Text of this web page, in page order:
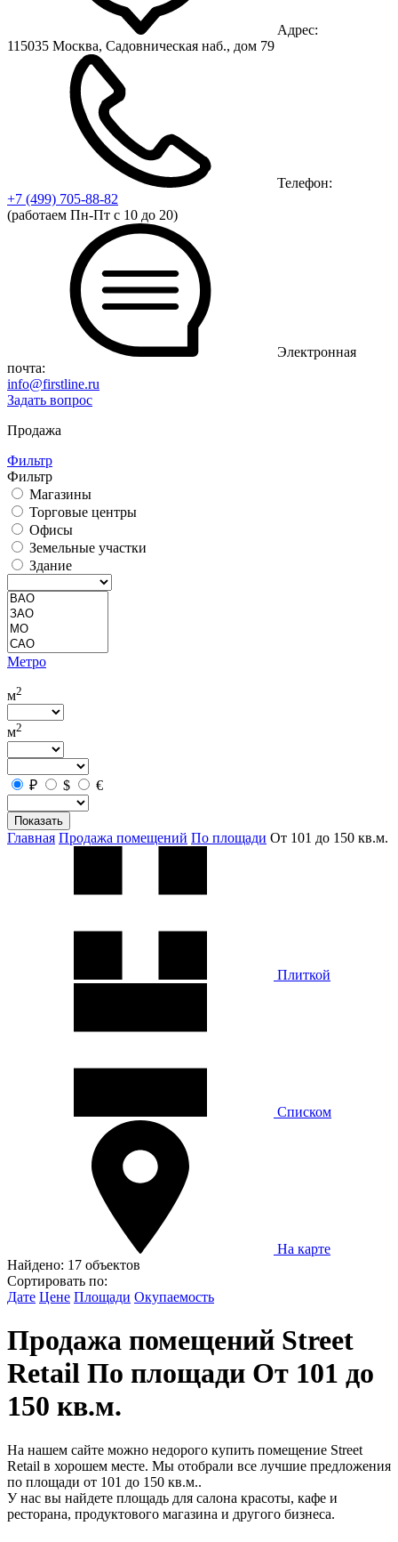
Адрес:
115035 Москва, Садовническая наб., дом 79
Телефон:
+7 (499) 705-88-82
(работаем Пн-Пт с 10 до 20)
Электронная
почта:
info@firstline.ru
Задать вопрос
Продажа
Фильтр
Фильтр
Магазины
Торговые центры
Офисы
Земельные участки
Здание
Метро
м2
м2
₽ $ €
Показать
Главная Продажа помещений По площади От 101 до 150 кв.м.
Плиткой
Списком
На карте
Найдено: 17 объектов
Сортировать по:
Дате Цене Площади Окупаемость
Продажа помещений Street
Retail По площади От 101 до
150 кв.м.
На нашем сайте можно недорого купить помещение Street
Retail в хорошем месте. Мы отобрали все лучшие предложения
по площади от 101 до 150 кв.м..
У нас вы найдете площадь для салона красоты, кафе и
ресторана, продуктового магазина и другого бизнеса.